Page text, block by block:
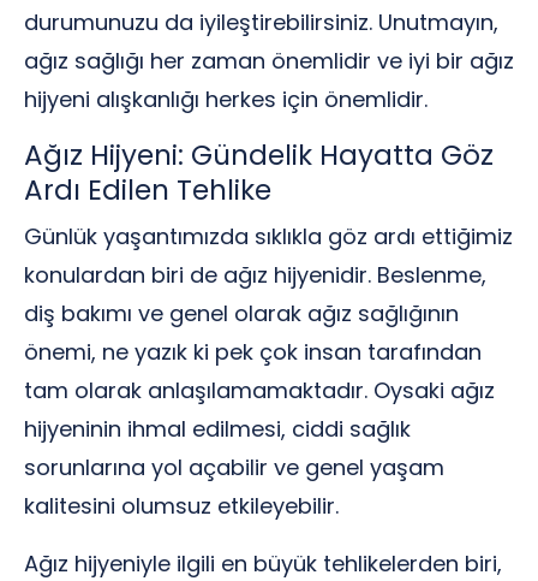
durumunuzu da iyileştirebilirsiniz. Unutmayın,
ağız sağlığı her zaman önemlidir ve iyi bir ağız
hijyeni alışkanlığı herkes için önemlidir.
Ağız Hijyeni: Gündelik Hayatta Göz
Ardı Edilen Tehlike
Günlük yaşantımızda sıklıkla göz ardı ettiğimiz
konulardan biri de ağız hijyenidir. Beslenme,
diş bakımı ve genel olarak ağız sağlığının
önemi, ne yazık ki pek çok insan tarafından
tam olarak anlaşılamamaktadır. Oysaki ağız
hijyeninin ihmal edilmesi, ciddi sağlık
sorunlarına yol açabilir ve genel yaşam
kalitesini olumsuz etkileyebilir.
Ağız hijyeniyle ilgili en büyük tehlikelerden biri,